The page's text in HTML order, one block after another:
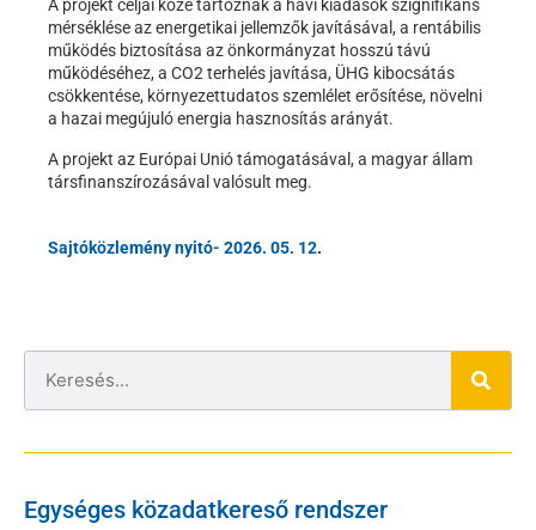
A projekt céljai közé tartoznak a havi kiadások szignifikáns
mérséklése az energetikai jellemzők javításával, a rentábilis
működés biztosítása az önkormányzat hosszú távú
működéséhez, a CO2 terhelés javítása, ÜHG kibocsátás
csökkentése, környezettudatos szemlélet erősítése, növelni
a hazai megújuló energia hasznosítás arányát.
A projekt az Európai Unió támogatásával, a magyar állam
társfinanszírozásával valósult meg.
Sajtóközlemény nyitó- 2026. 05. 12.
Egységes közadatkereső rendszer